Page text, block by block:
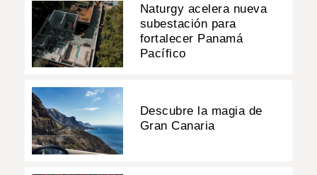
Naturgy acelera nueva
subestación para
fortalecer Panamá
Pacífico
Descubre la magia de
Gran Canaria